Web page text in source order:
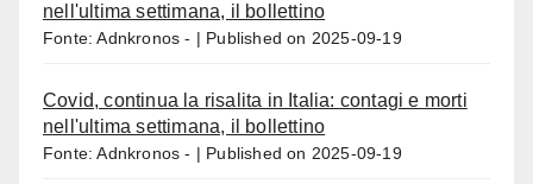
nell'ultima settimana, il bollettino
Fonte: Adnkronos - Published on 2025-09-19
Covid, continua la risalita in Italia: contagi e morti
nell'ultima settimana, il bollettino
Fonte: Adnkronos - Published on 2025-09-19